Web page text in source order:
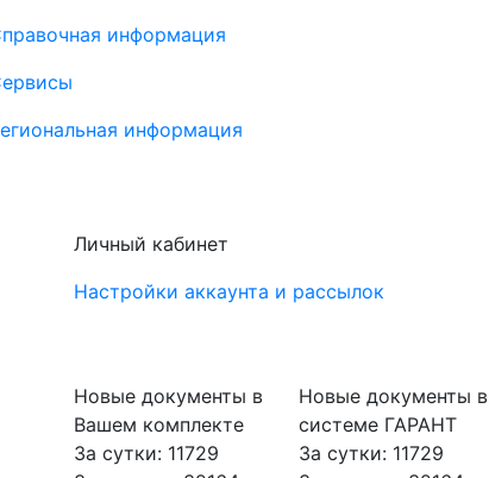
информация
информация
Личный кабинет
Настройки аккаунта и рассылок
Новые документы в
Вашем комплекте
За сутки: 11729
Новые документы в
системе ГАРАНТ
За сутки: 11729